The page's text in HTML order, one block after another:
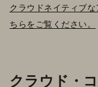
クラウドネイティブ
ちらをご覧ください。
クラウド・